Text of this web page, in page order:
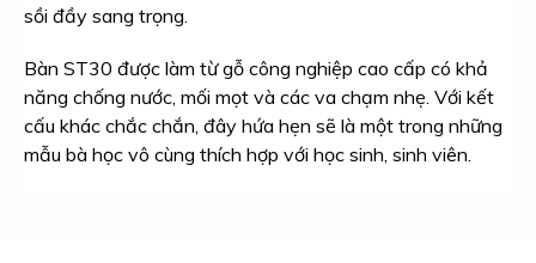
sồi đầy sang trọng.
Bàn ST30 được làm từ gỗ công nghiệp cao cấp có khả
năng chống nước, mối mọt và các va chạm nhẹ. Với kết
cấu khác chắc chắn, đây hứa hẹn sẽ là một trong những
mẫu bà học vô cùng thích hợp với học sinh, sinh viên.